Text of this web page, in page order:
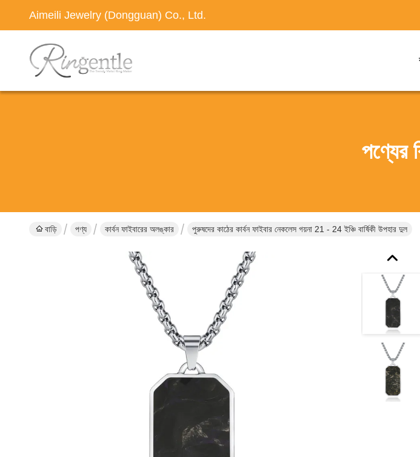
Aimeili Jewelry (Dongguan) Co., Ltd.
পণ্যের
বাড়ি পণ্য কার্বন ফাইবারের অলঙ্কার পুরুষদের কাঠের কার্বন ফাইবার নেকলেস গয়না 21 - 24 ইঞ্চি বার্ষিকী উপহার দুল